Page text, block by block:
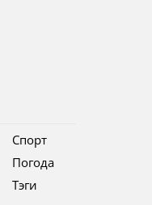
Спорт
Погода
Тэги